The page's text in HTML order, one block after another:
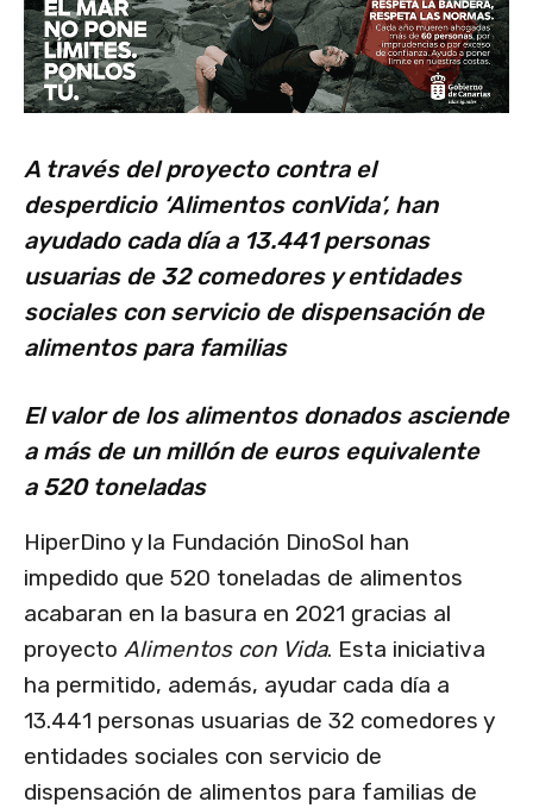
A través del proyecto contra el
desperdicio ‘Alimentos conVida’, han
ayudado cada día a 13.441 personas
usuarias de 32 comedores y entidades
sociales con servicio de dispensación de
alimentos para familias
El valor de los alimentos donados asciende
a más de un millón de euros equivalente
a 520 toneladas
HiperDino y la Fundación DinoSol han
impedido que 520 toneladas de alimentos
acabaran en la basura en 2021 gracias al
proyecto Alimentos con Vida. Esta iniciativa
ha permitido, además, ayudar cada día a
13.441 personas usuarias de 32 comedores y
entidades sociales con servicio de
dispensación de alimentos para familias de